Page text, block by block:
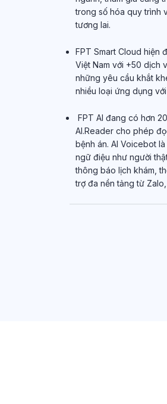
trong số hóa quy trình
tương lai.
FPT Smart Cloud hiện
Việt Nam với +50 dịch
những yêu cầu khắt
nhiều loại ứng dụng
FPT AI đang có hơn
AI.Reader cho phép
bệnh án. AI Voicebot
ngữ điệu như người
thông báo lịch khám,
trợ đa nền tảng từ